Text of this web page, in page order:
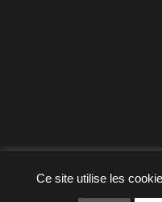
Ce site utilise les